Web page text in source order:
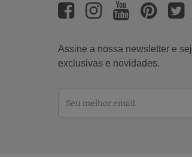
Assine a nossa newsletter e
exclusivas e novidades.